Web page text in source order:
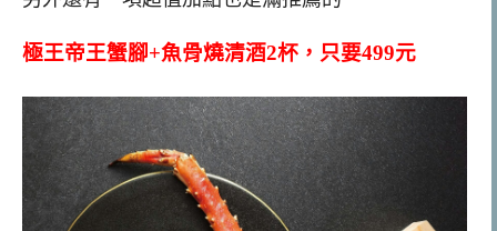
極王帝王蟹腳+魚骨燒清酒2杯，只要499元